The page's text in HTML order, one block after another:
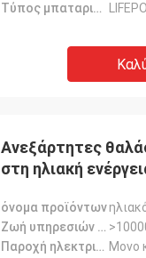
Τύπος μπαταριών
Ανεξάρτητες
στη ηλιακή
όνομα προϊόντων
Ζωή υπηρεσιών πηγής φωτός
Παροχή ηλεκτρικού ρεύματος Μονο